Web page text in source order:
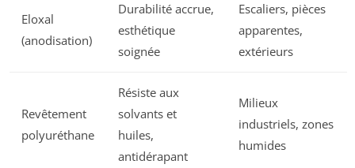
Eloxal
(anodisation)
Durabilité accrue,
esthétique
soignée
Escaliers, pièces
apparentes,
extérieurs
Revêtement
polyuréthane
Résiste aux
solvants et
huiles,
antidérapant
Milieux
industriels, zones
humides